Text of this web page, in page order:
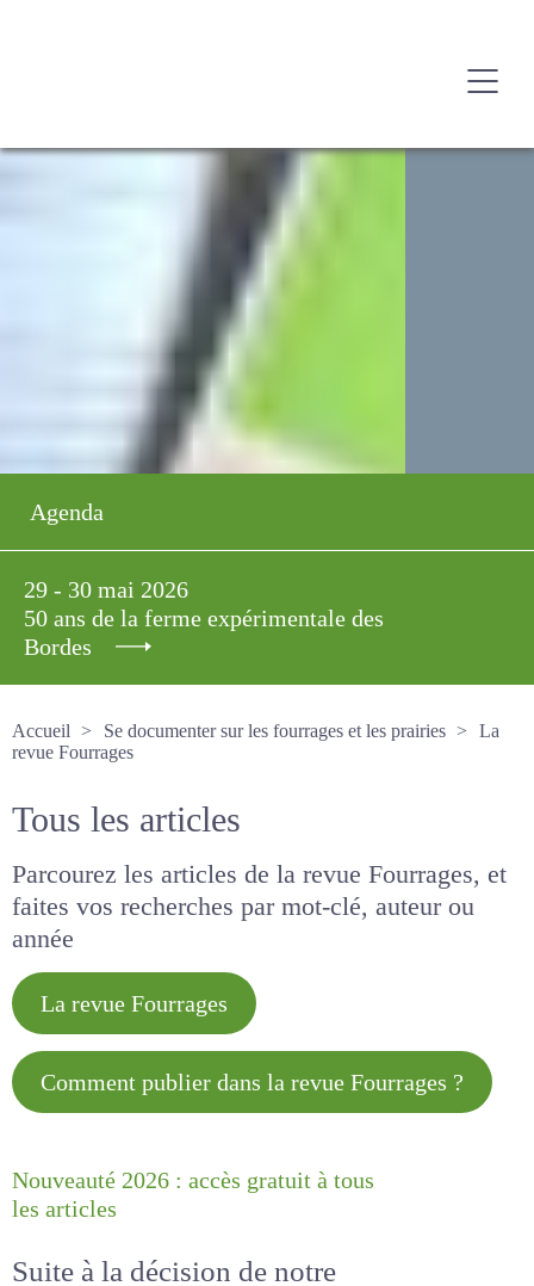
Agenda
29 - 30 mai 2026
50 ans de la ferme expérimentale des
Bordes
Accueil
Se documenter sur les fourrages et les prairies
La revue Fourrages
Tous les articles
Parcourez les articles de la revue Fourrages, et
faites vos recherches par mot-clé, auteur ou
année
La revue Fourrages
Comment publier dans la revue
Nouveauté 2026 : accès gratuit à